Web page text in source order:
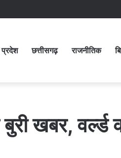
प्रदेश छत्तीसगढ़ राजनीतिक
खबर, वर्ल्ड